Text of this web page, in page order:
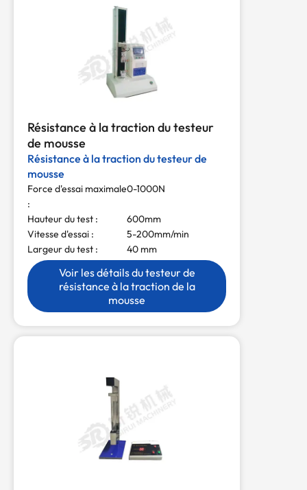
Résistance à la traction du testeur
de mousse
Résistance à la traction du testeur de
mousse
Force d'essai maximale
:
0-1000N
Hauteur du test :
600mm
Vitesse d'essai :
5-200mm/min
Largeur du test :
40 mm
Voir les détails du testeur de
résistance à la traction de la
mousse